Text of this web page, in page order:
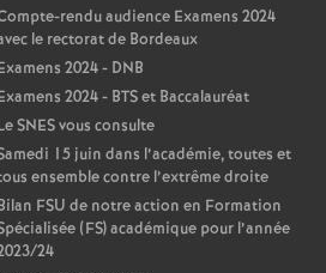
rendu audience Examens 2024
le rectorat de Bordeaux
2024 - DNB
2024 - BTS et Baccalauréat
SNES vous consulte
15 juin dans l’académie, toutes et
ensemble contre l’extrême droite
FSU de notre action en Formation
(FS) académique pour l’année
24